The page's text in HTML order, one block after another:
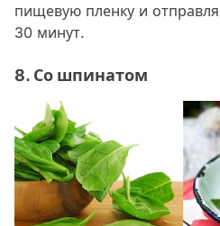
пищевую пленку и
30 минут.
8. Со шпинатом